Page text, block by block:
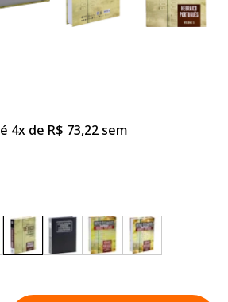
4x de R$ 73,22 sem